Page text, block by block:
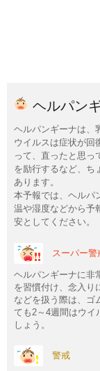
ヘルパン
ヘルパンギーナは、
ウイルスは症状が回
って、直ったと思っ
を励行するなど、ち
あります。
本予報では、ヘルパ
温や湿度などから予
安としてください。
スーパー警
ヘルパンギーナに非
を習慣付け、念入り
などを扱う際は、ゴ
ても2～4週間はウイ
しょう。
警戒